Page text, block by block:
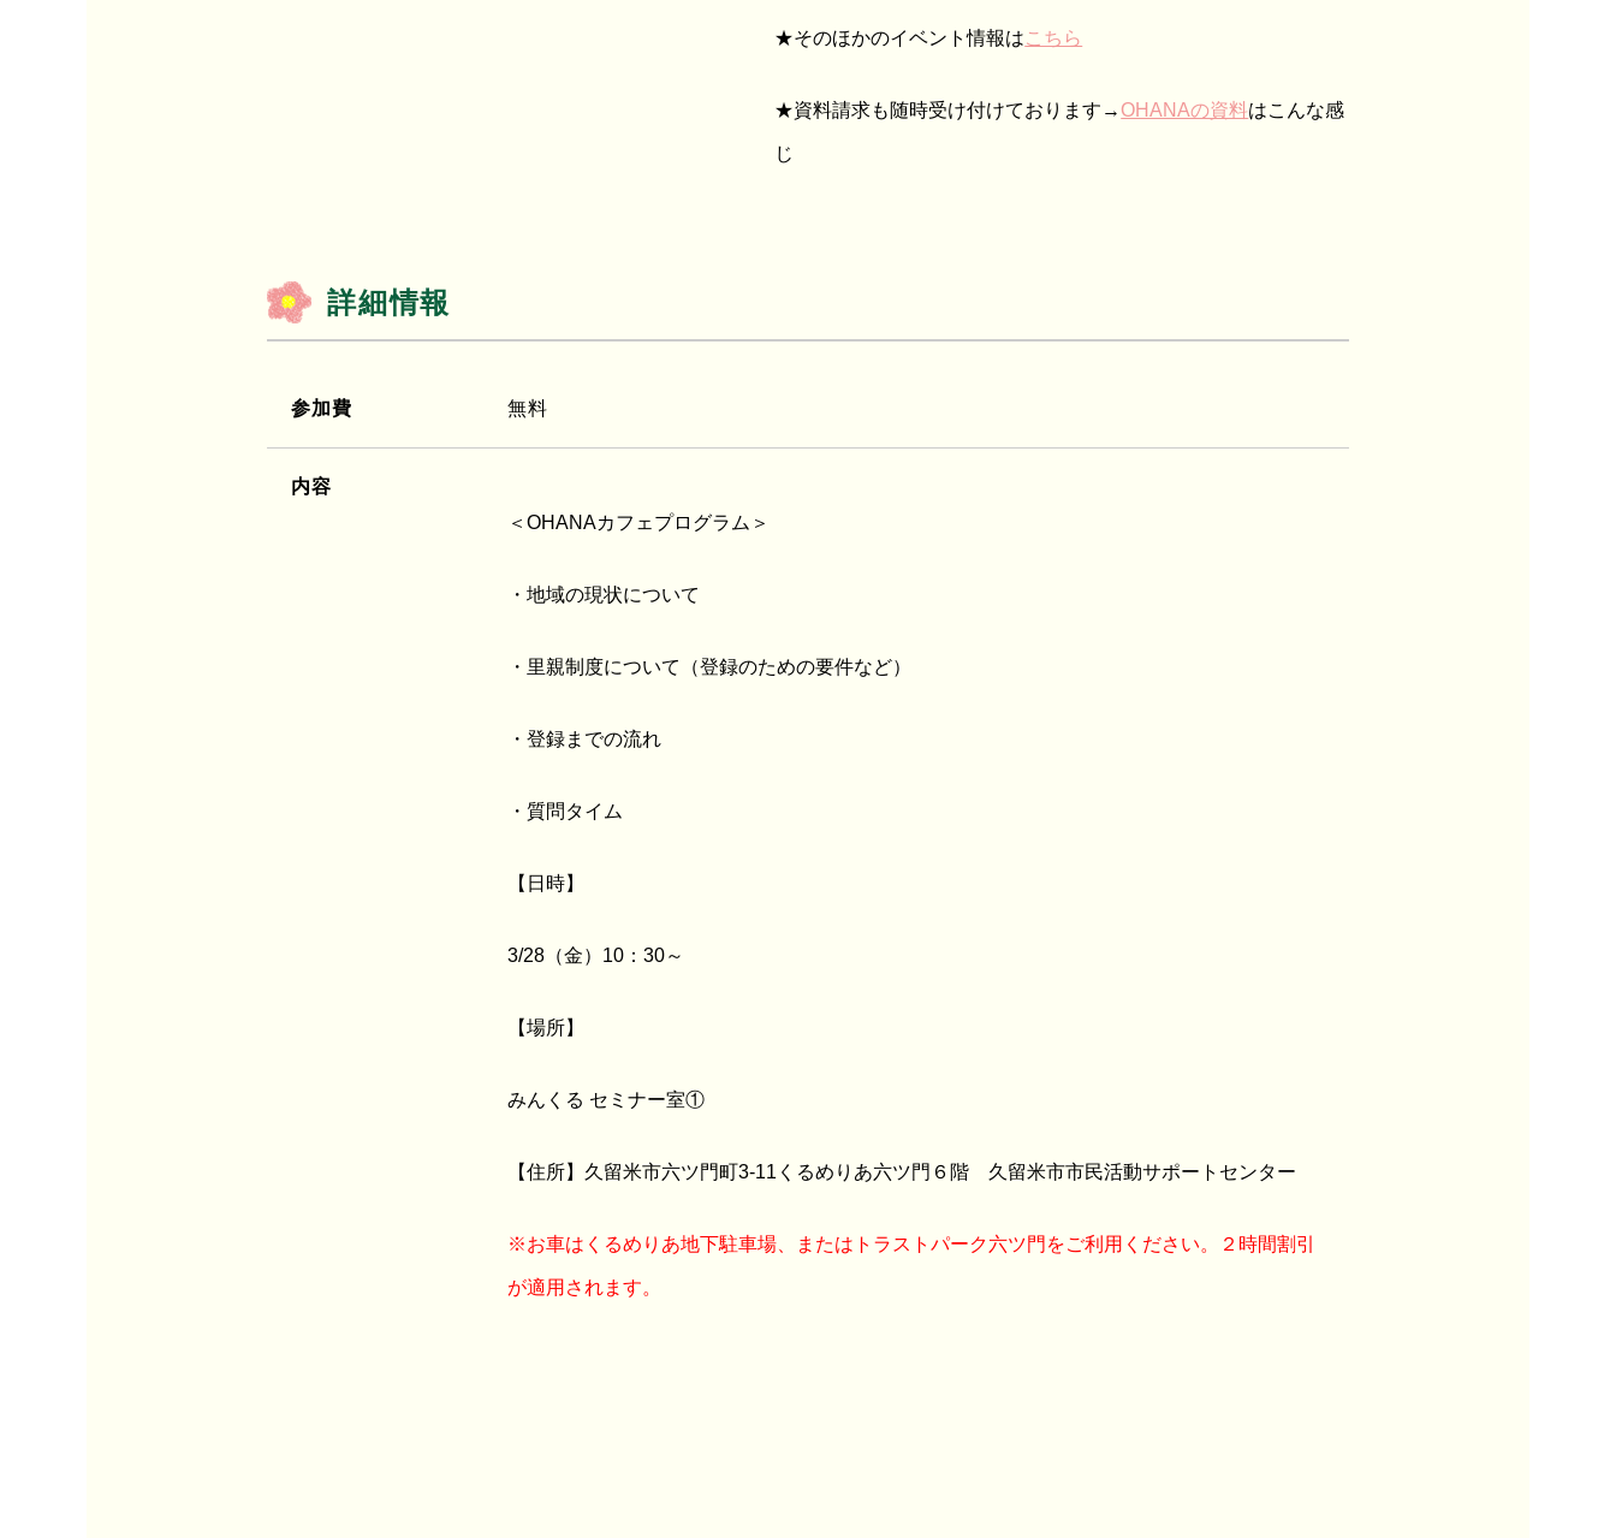
★そのほかのイベント情報はこちら
★資料請求も随時受け付けております→ OHANAの資料はこんな感
じ
詳細情報
参加費 無料
内容
＜OHANAカフェプログラム＞
・地域の現状について
・里親制度について（登録のための要件など）
・登録までの流れ
・質問タイム
【日時】
3/28（金）10：30～
【場所】
みんくる セミナー室①
【住所】久留米市六ツ門町3-11くるめりあ六ツ門６階 久留米市市民活動サポートセンター
※お車はくるめりあ地下駐車場、またはトラストパーク六ツ門をご利用ください。２時間割引
が適用されます。